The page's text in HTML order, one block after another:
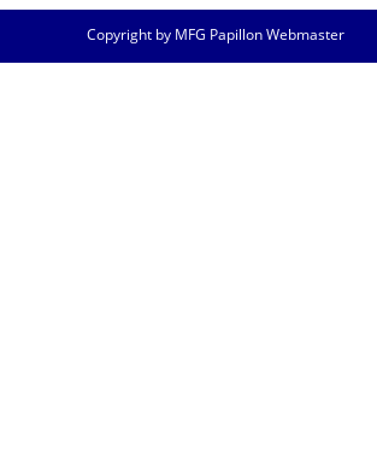
Copyright by MFG Papillon Webmaster